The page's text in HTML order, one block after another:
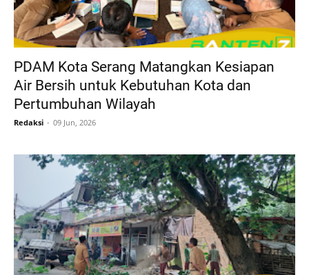
PDAM Kota Serang Matangkan Kesiapan
Air Bersih untuk Kebutuhan Kota dan
Pertumbuhan Wilayah
Redaksi 09 Jun, 2026